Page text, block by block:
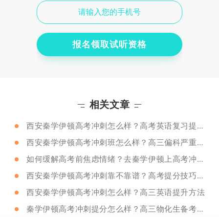
报名领取试听资格
相关文章
西安秦学伊顿高考冲刺怎么样？高考英语复习提分方法
西安秦学伊顿高考冲刺班怎么样？高三偏科严重上冲刺班有效果吗？
如何缓解高考前焦虑情绪？去秦学伊顿上高考冲刺班能提升吗？
西安秦学伊顿高考冲刺靠不靠谱？高考提分技巧分享
西安秦学伊顿高考冲刺怎么样？高三英语提升方法
秦学伊顿高考冲刺提分怎么样？高三物化生备考方法